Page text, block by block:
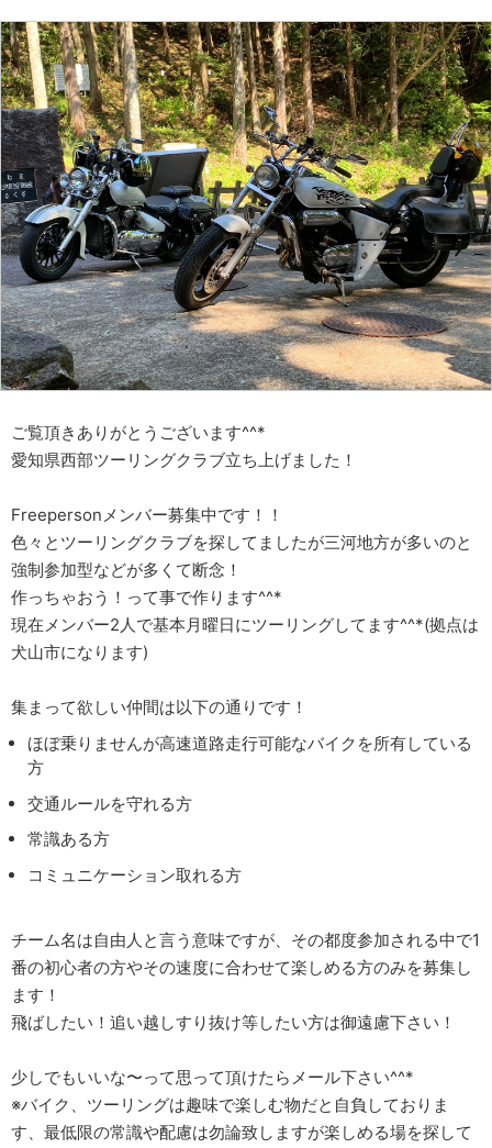
ご覧頂きありがとうございます^^*
愛知県西部ツーリングクラブ立ち上げました！
Freepersonメンバー募集中です！！
色々とツーリングクラブを探してましたが三河地方が多いのと
強制参加型などが多くて断念！
作っちゃおう！って事で作ります^^*
現在メンバー2人で基本月曜日にツーリングしてます^^*(拠点は
犬山市になります)
集まって欲しい仲間は以下の通りです！
ほぼ乗りませんが高速道路走行可能なバイクを所有している
方
交通ルールを守れる方
常識ある方
コミュニケーション取れる方
チーム名は自由人と言う意味ですが、その都度参加される中で1
番の初心者の方やその速度に合わせて楽しめる方のみを募集し
ます！
飛ばしたい！追い越しすり抜け等したい方は御遠慮下さい！
少しでもいいな〜って思って頂けたらメール下さい^^*
※バイク、ツーリングは趣味で楽しむ物だと自負しておりま
す、最低限の常識や配慮は勿論致しますが楽しめる場を探して